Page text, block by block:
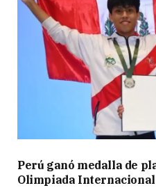
Perú ganó medalla de
Olimpiada Internacional